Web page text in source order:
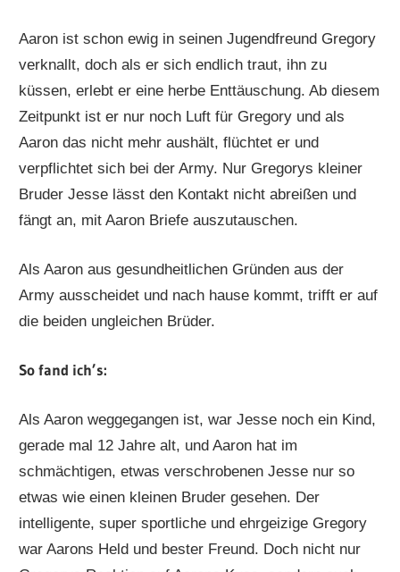
Aaron ist schon ewig in seinen Jugendfreund Gregory
verknallt, doch als er sich endlich traut, ihn zu
küssen, erlebt er eine herbe Enttäuschung. Ab diesem
Zeitpunkt ist er nur noch Luft für Gregory und als
Aaron das nicht mehr aushält, flüchtet er und
verpflichtet sich bei der Army. Nur Gregorys kleiner
Bruder Jesse lässt den Kontakt nicht abreißen und
fängt an, mit Aaron Briefe auszutauschen.
Als Aaron aus gesundheitlichen Gründen aus der
Army ausscheidet und nach hause kommt, trifft er auf
die beiden ungleichen Brüder.
So fand ich’s:
Als Aaron weggegangen ist, war Jesse noch ein Kind,
gerade mal 12 Jahre alt, und Aaron hat im
schmächtigen, etwas verschrobenen Jesse nur so
etwas wie einen kleinen Bruder gesehen. Der
intelligente, super sportliche und ehrgeizige Gregory
war Aarons Held und bester Freund. Doch nicht nur